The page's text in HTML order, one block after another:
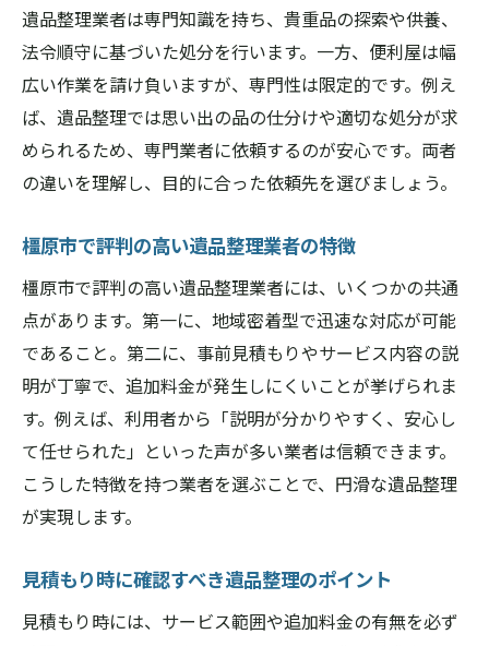
遺品整理業者は専門知識を持ち、貴重品の探索や供養、
法令順守に基づいた処分を行います。一方、便利屋は幅
広い作業を請け負いますが、専門性は限定的です。例え
ば、遺品整理では思い出の品の仕分けや適切な処分が求
められるため、専門業者に依頼するのが安心です。両者
の違いを理解し、目的に合った依頼先を選びましょう。
橿原市で評判の高い遺品整理業者の特徴
橿原市で評判の高い遺品整理業者には、いくつかの共通
点があります。第一に、地域密着型で迅速な対応が可能
であること。第二に、事前見積もりやサービス内容の説
明が丁寧で、追加料金が発生しにくいことが挙げられま
す。例えば、利用者から「説明が分かりやすく、安心し
て任せられた」といった声が多い業者は信頼できます。
こうした特徴を持つ業者を選ぶことで、円滑な遺品整理
が実現します。
見積もり時に確認すべき遺品整理のポイント
見積もり時には、サービス範囲や追加料金の有無を必ず